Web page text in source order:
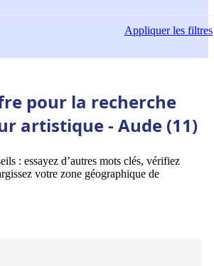
Appliquerles filtres
pour la recherche
artistique - Aude (11)
: essayez d’autres mots clés, vérifiez
votre zone géographique de